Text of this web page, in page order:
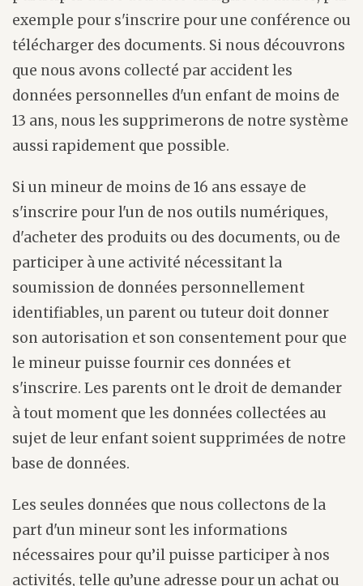
exemple pour s'inscrire pour une conférence ou
télécharger des documents. Si nous découvrons
que nous avons collecté par accident les
données personnelles d'un enfant de moins de
13 ans, nous les supprimerons de notre système
aussi rapidement que possible.
Si un mineur de moins de 16 ans essaye de
s'inscrire pour l'un de nos outils numériques,
d'acheter des produits ou des documents, ou de
participer à une activité nécessitant la
soumission de données personnellement
identifiables, un parent ou tuteur doit donner
son autorisation et son consentement pour que
le mineur puisse fournir ces données et
s'inscrire. Les parents ont le droit de demander
à tout moment que les données collectées au
sujet de leur enfant soient supprimées de notre
base de données.
Les seules données que nous collectons de la
part d'un mineur sont les informations
nécessaires pour qu’il puisse participer à nos
activités, telle qu’une adresse pour un achat ou